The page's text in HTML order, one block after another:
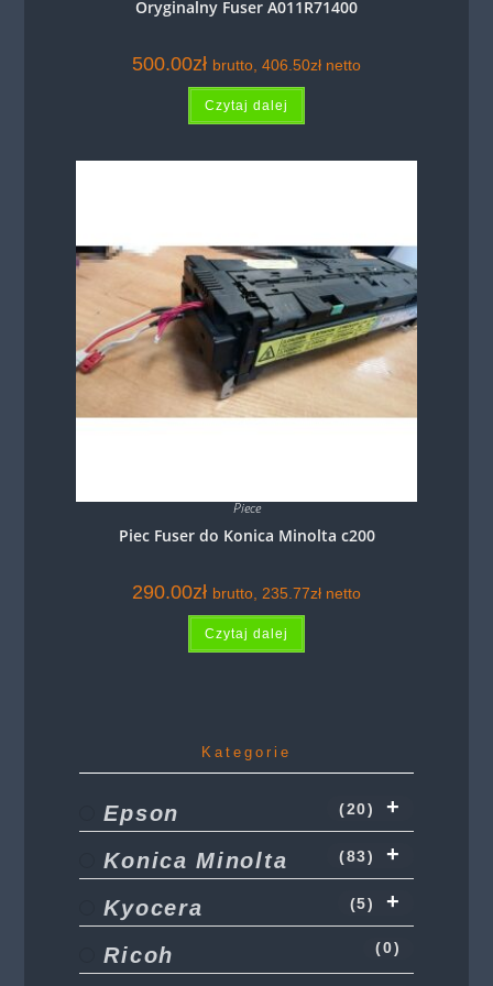
Oryginalny Fuser A011R71400
500.00zł brutto, 406.50zł netto
Czytaj dalej
Piece
Piec Fuser do Konica Minolta c200
290.00zł brutto, 235.77zł netto
Czytaj dalej
Kategorie
Epson (20)
Konica Minolta (83)
Kyocera (5)
Ricoh (0)